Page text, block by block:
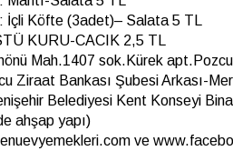
İçli Köfte (3adet)– Salata 5 TL
KURU-CACIK 2,5 TL
Mah.1407 sok.Kürek
Ziraat Bankası Şubesi Arkası-
Belediyesi Kent Konseyi
ahşap yapı)
ve